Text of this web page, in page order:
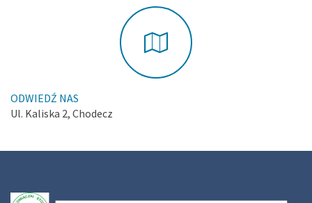
ODWIEDŹ NAS
Ul. Kaliska 2, Chodecz